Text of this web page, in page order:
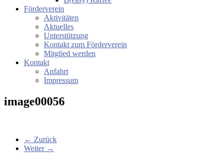
Förderverein
Aktivitäten
Aktuelles
Unterstützung
Kontakt zum Förderverein
Mitglied werden
Kontakt
Anfahrt
Impressum
image00056
← Zurück
Weiter →